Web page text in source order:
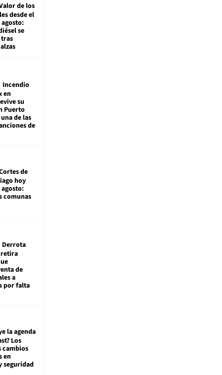
de los
desde el
agosto:
se
Incendio
en
su
Puerto
de las
de
de
hoy
agosto:
comunas
Derrota
de
a
por falta
la agenda
Los
cambios
en
seguridad